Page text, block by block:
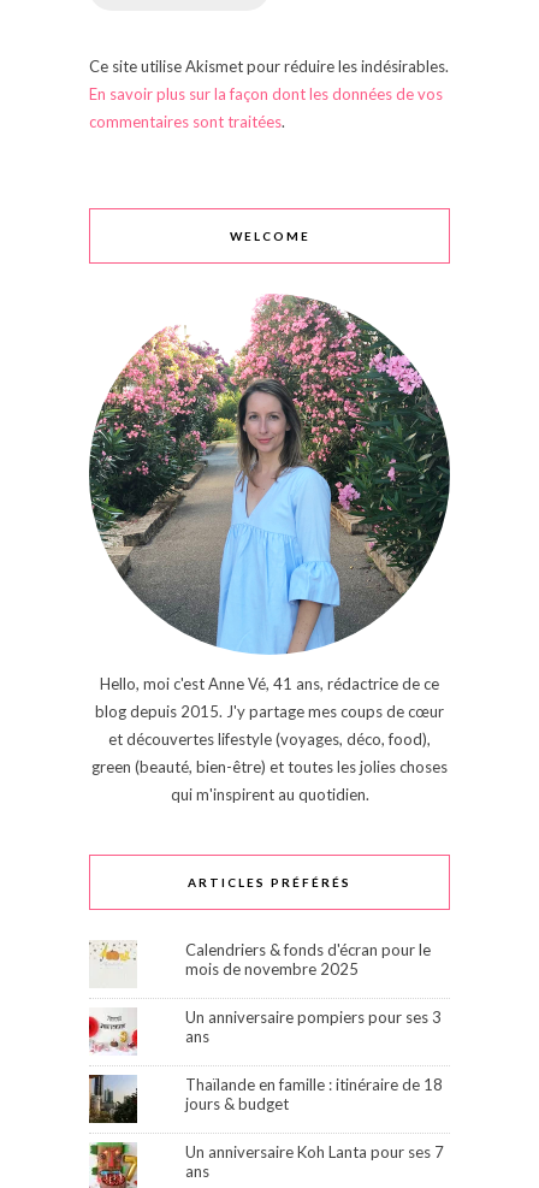
Ce site utilise Akismet pour réduire les indésirables.
En savoir plus sur la façon dont les données de vos
commentaires sont traitées.
WELCOME
Hello, moi c'est Anne Vé, 41 ans, rédactrice de ce
blog depuis 2015. J'y partage mes coups de cœur
et découvertes lifestyle (voyages, déco, food),
green (beauté, bien-être) et toutes les jolies choses
qui m'inspirent au quotidien.
ARTICLES PRÉFÉRÉS
Calendriers & fonds d'écran pour le
mois de novembre 2025
Un anniversaire pompiers pour ses 3
ans
Thaïlande en famille : itinéraire de 18
jours & budget
Un anniversaire Koh Lanta pour ses 7
ans